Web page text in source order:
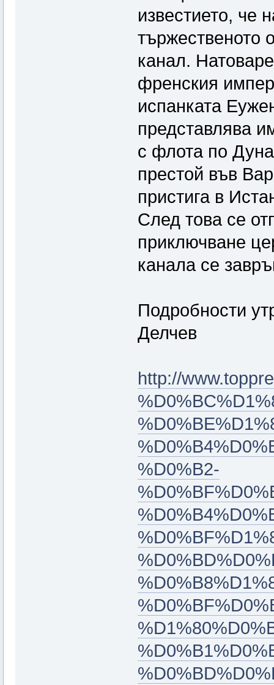
известието, че
тържественото
канал.
френския
испанката
представлява
с флота по
престой във
пристига в
След това се
приключване
канала се
Подробности
Делчев
http://
%D0%B2-